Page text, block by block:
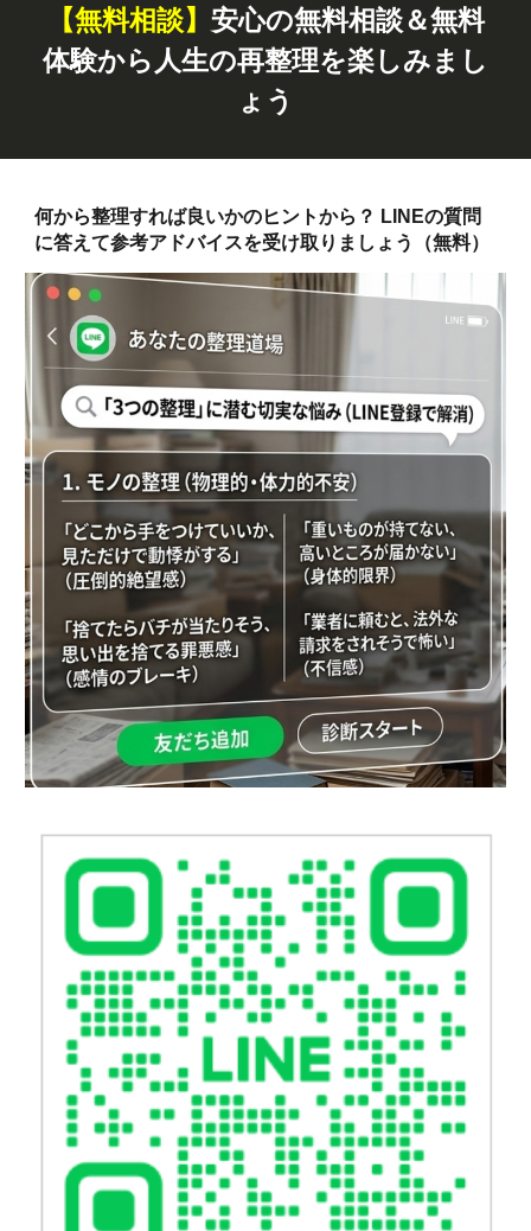
【無料相談】 安心の無料相談＆無料
体験から人生の再整理を楽しみまし
ょう
何から整理すれば良いかのヒントから？ LINEの質問
に答えて参考アドバイスを受け取りましょう（無料）